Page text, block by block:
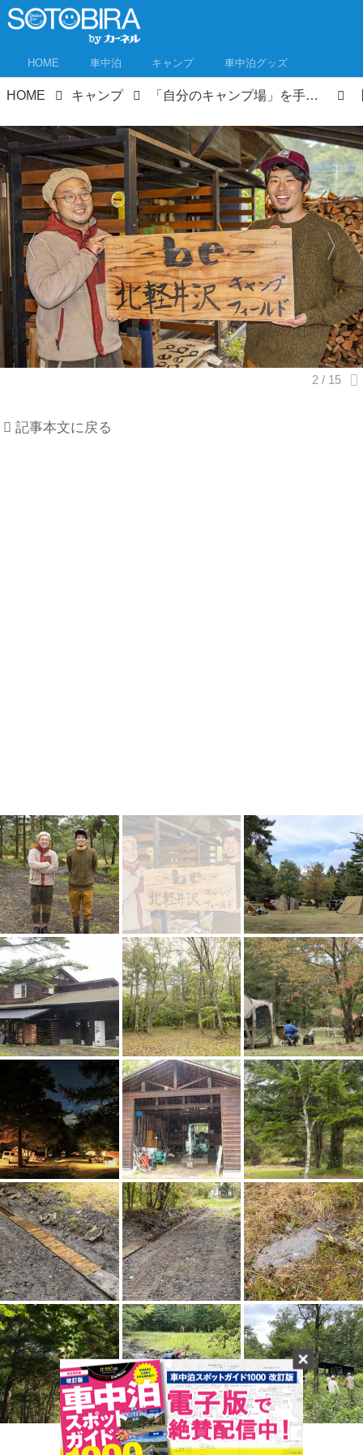
HOME 車中泊 キャンプ 車中泊グッズ
HOME キャンプ 「自分のキャンプ場」を手に入れた人に聞いてみた！開業までの道のりとキャンプ場のつくり方
記事本文に戻る